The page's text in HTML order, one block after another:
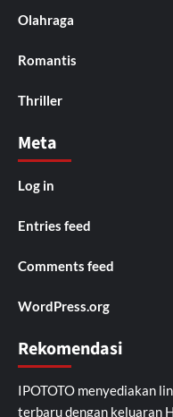
Olahraga
Romantis
Thriller
Meta
Log in
Entries feed
Comments feed
WordPress.org
Rekomendasi
IPOTOTO menyediakan
terbaru dengan keluaran